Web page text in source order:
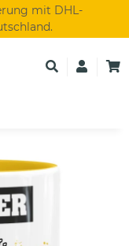
mit DHL-